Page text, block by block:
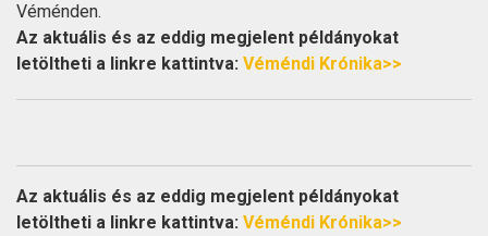
Véménden.
Az aktuális és az eddig megjelent példányokat
letöltheti a linkre kattintva: Véméndi Krónika>>
Az aktuális és az eddig megjelent példányokat
letöltheti a linkre kattintva: Véméndi Krónika>>